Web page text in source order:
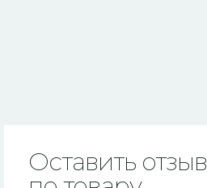
Оставить отзыв